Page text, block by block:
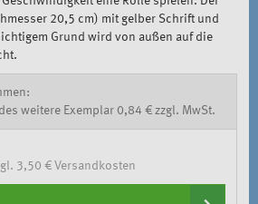
20,5 cm) mit gelber Schrift und
Grund wird von außen auf die
weitere Exemplar 0,84 € zzgl. MwSt.
3,50 € Versandkosten